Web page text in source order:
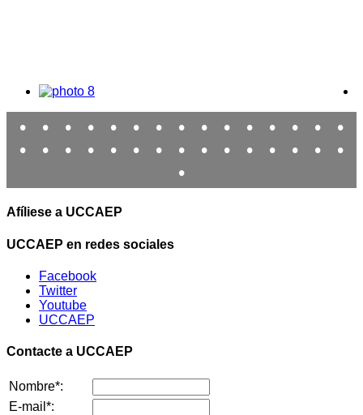
• • • • • • • • • • • • • •
•
•
• • • • • • • • • • • • •
•
•
Afíliese a UCCAEP
UCCAEP en redes sociales
Facebook
Twitter
Youtube
UCCAEP
Contacte a UCCAEP
Nombre*:
E-mail*: